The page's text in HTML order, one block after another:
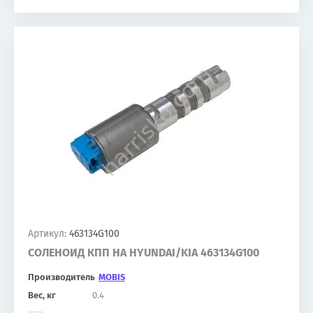
Артикул: 463134G100
СОЛЕНОИД КПП НА HYUNDAI/KIA 463134G100
Производитель MOBIS
Вес, кг
0.4